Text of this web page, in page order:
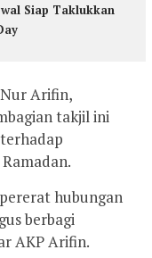
Siap Taklukkan
Nur Arifin,
takjil ini
hubungan
berbagi
AKP Arifin.